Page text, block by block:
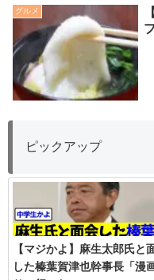
グルメ
ピックアップ
【マジかよ】麻生太郎氏と
した榛葉賀津也幹事長「漫